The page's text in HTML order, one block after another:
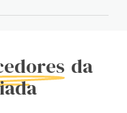
da